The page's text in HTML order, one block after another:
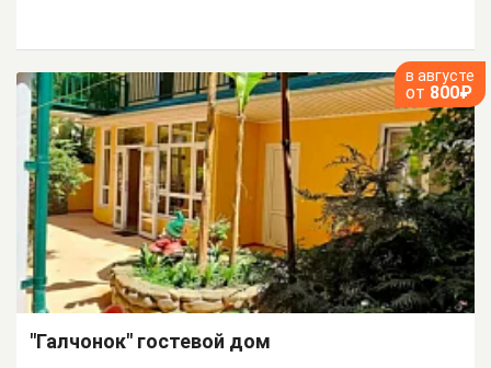
в августе
от 800₽
"Галчонок" гостевой дом